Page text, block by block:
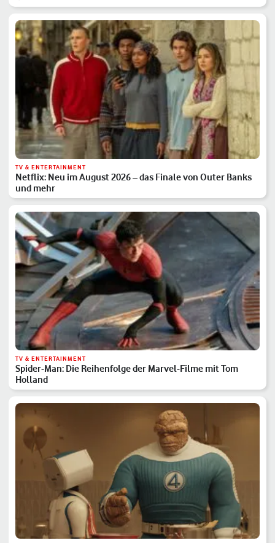
TV & ENTERTAINMENT
Netflix: Neu im August 2026 – das Finale von Outer Banks
und mehr
TV & ENTERTAINMENT
Spider-Man: Die Reihenfolge der Marvel-Filme mit Tom
Holland